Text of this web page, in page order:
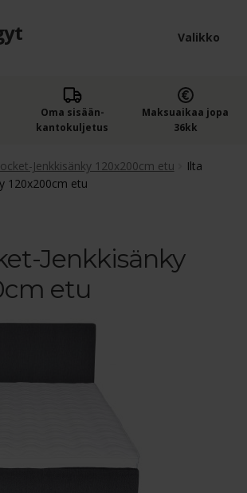
Valikko
opas
Oma sisään­
kantokuljetus
Maksuaikaa jopa
36kk
Jenkkisänky 120x200cm etu
Ilta
120x200cm etu
Jenkkisänky
etu